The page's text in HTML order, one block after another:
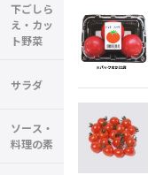
下ごしら
え・カッ
ト野菜
サラダ
ソース・
料理の素